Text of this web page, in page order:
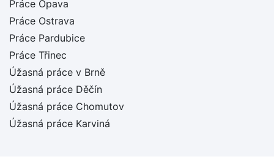
Práce Opava
Práce Ostrava
Práce Pardubice
Práce Třinec
Úžasná práce v Brně
Úžasná práce Děčín
Úžasná práce Chomutov
Úžasná práce Karviná